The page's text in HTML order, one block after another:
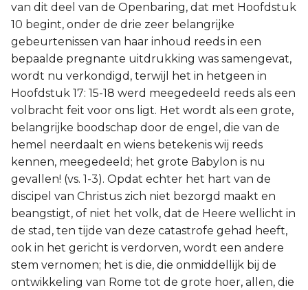
Prediker
Joël
Jona
Hábakuk
van dit deel van de Openbaring, dat met Hoofdstuk
10 begint, onder de drie zeer belangrijke
gebeurtenissen van haar inhoud reeds in een
bepaalde pregnante uitdrukking was samengevat,
wordt nu verkondigd, terwijl het in hetgeen in
Hoofdstuk 17: 15-18 werd meegedeeld reeds als een
volbracht feit voor ons ligt. Het wordt als een grote,
belangrijke boodschap door de engel, die van de
hemel neerdaalt en wiens betekenis wij reeds
kennen, meegedeeld; het grote Babylon is nu
gevallen! (vs. 1-3). Opdat echter het hart van de
discipel van Christus zich niet bezorgd maakt en
beangstigt, of niet het volk, dat de Heere wellicht in
de stad, ten tijde van deze catastrofe gehad heeft,
ook in het gericht is verdorven, wordt een andere
stem vernomen; het is die, die onmiddellijk bij de
ontwikkeling van Rome tot de grote hoer, allen, die